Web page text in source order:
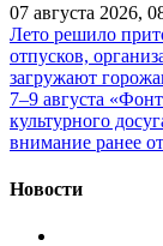
07 августа 2026,
Лето решило
отпусков,
загружают
7–9 августа
культурного
внимание ранее
Новости